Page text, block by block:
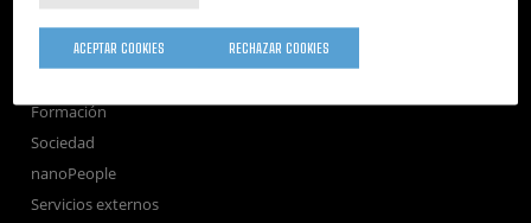
Investigación
Formación
Sociedad
nanoPeople
Servicios externos
RECHAZAR COOKIES
ACEPTAR COOKIES